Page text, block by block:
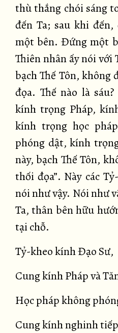
thù thắng chói sáng
đến Ta; sau khi
một bên. Đứng một
Thiên nhân ấy nói với
bạch Thế Tôn, không
đọa. Thế nào là
kính trọng Pháp,
kính trọng học
phóng dật, kính
này, bạch Thế Tôn,
thối đọa”. Này các
nói như vậy. Nói như
Ta, thân bên hữu
tại chỗ.
Tỷ-kheo kính Đạo Sư,
Cung kính Pháp và
Học pháp không
Cung kính nghinh